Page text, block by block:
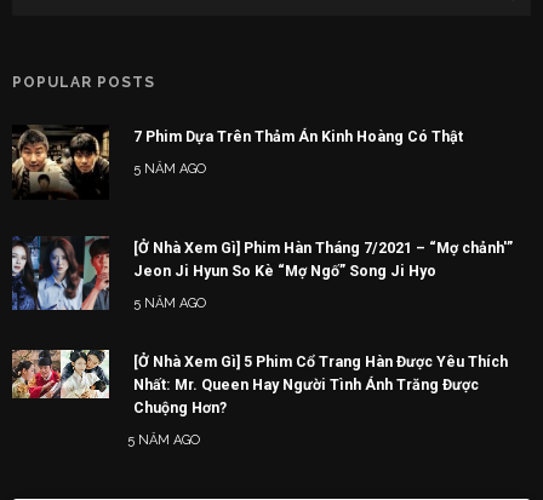
POPULAR POSTS
7 Phim Dựa Trên Thảm Án Kinh Hoàng Có Thật
5 NĂM AGO
[Ở Nhà Xem Gì] Phim Hàn Tháng 7/2021 – “Mợ chảnh'”
Jeon Ji Hyun So Kè “Mợ Ngố” Song Ji Hyo
5 NĂM AGO
[Ở Nhà Xem Gì] 5 Phim Cổ Trang Hàn Được Yêu Thích
Nhất: Mr. Queen Hay Người Tình Ánh Trăng Được
Chuộng Hơn?
5 NĂM AGO